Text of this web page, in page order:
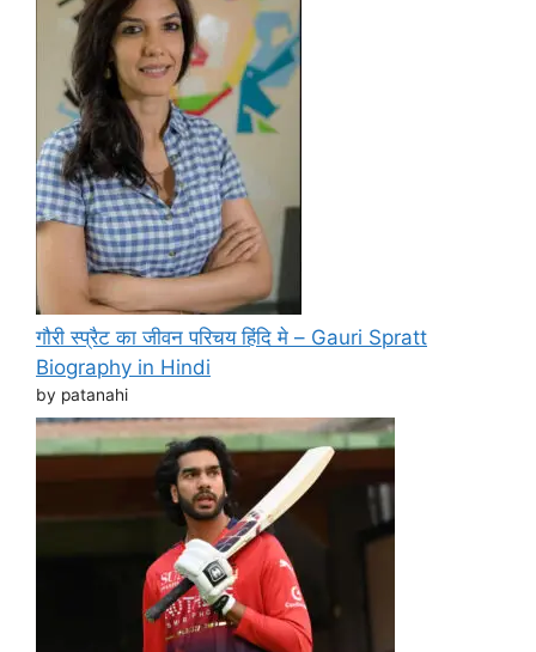
गौरी स्प्रैट का जीवन परिचय हिंदि मे – Gauri Spratt
Biography in Hindi
by patanahi